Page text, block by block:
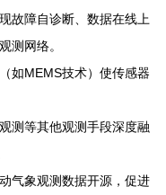
故障自诊断、数据在线上
测网络。
如MEMS技术）使传感器
测等其他观测手段深度融
气象观测数据开源，促进